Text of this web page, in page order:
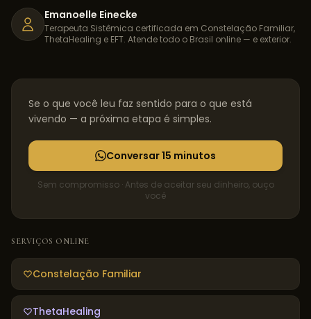
Emanoelle Einecke
Terapeuta Sistêmica certificada em Constelação Familiar,
ThetaHealing e EFT. Atende todo o Brasil online — e exterior.
Se o que você leu faz sentido para o que está
vivendo — a próxima etapa é simples.
Conversar 15 minutos
Sem compromisso · Antes de aceitar seu dinheiro, ouço
você
SERVIÇOS ONLINE
Constelação Familiar
ThetaHealing